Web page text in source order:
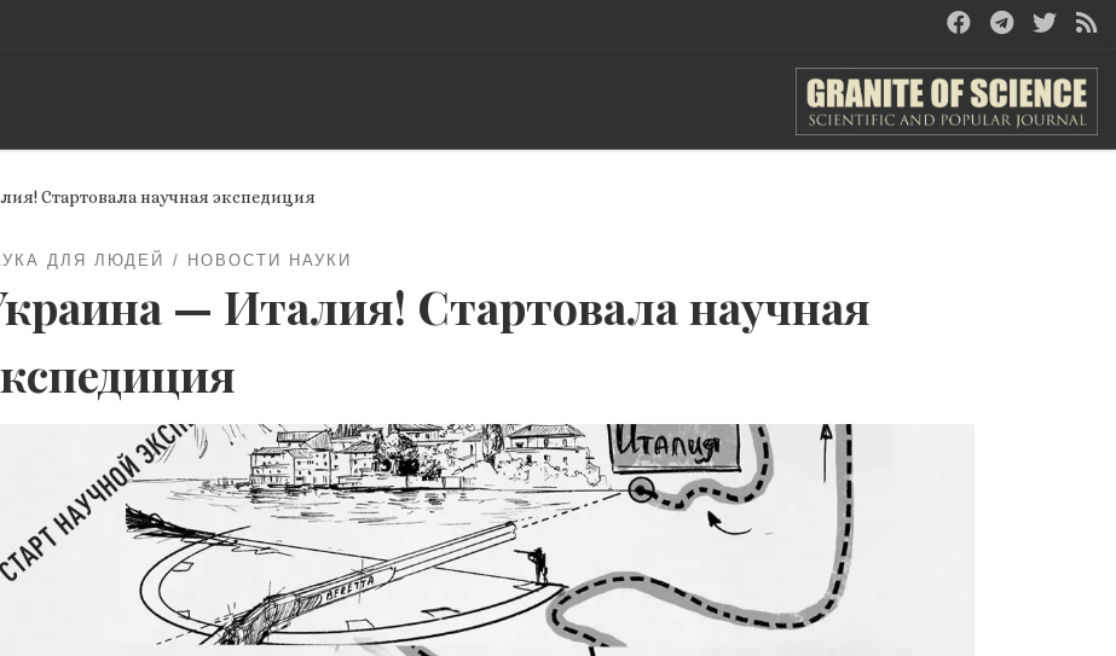
Стартовала научная экспедиция
ДЛЯ ЛЮДЕЙ НОВОСТИ НАУКИ
— Италия! Стартовала научная